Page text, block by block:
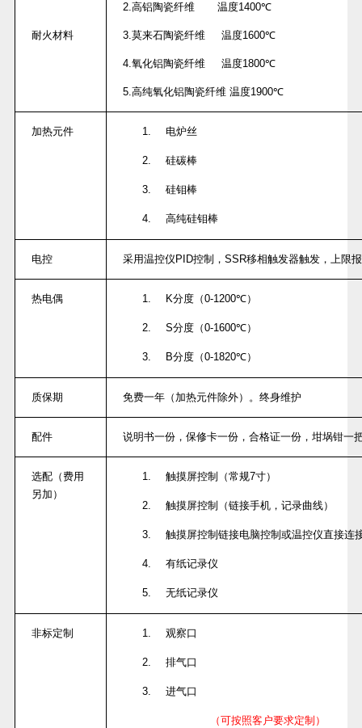
耐火材料
2.高铝陶瓷纤维 温度1400℃
3.莫来石陶瓷纤维 温度1600℃
4.氧化铝陶瓷纤维 温度1800℃
5.高纯氧化铝陶瓷纤维 温度1900℃
加热元件 1. 电炉丝
2. 硅碳棒
3. 硅钼棒
4. 高纯硅钼棒
电控 采用温控仪 PID控制， SSR移相触发器触发，上限
热电偶 1. K分度（0-1200℃）
2. S分度（0-1600℃）
3. B分度（0-1820℃）
质保期 免费一年（加热元件除外）。终身维护
配件 说明书一份，保修卡一份，合格证一份，坩埚钳一
选配（费用
另加）
1. 触摸屏控制（常规7寸）
2. 触摸屏控制（链接手机，记录曲线）
3. 触摸屏控制链接电脑控制或温控仪直接连
4. 有纸记录仪
5. 无纸记录仪
非标定制 1. 观察口
2. 排气口
3. 进气口
（可按照客户要求定制）